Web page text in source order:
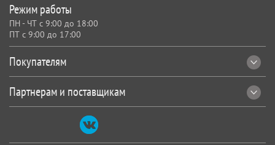
Покупателям
Партнерам и поставщикам
Режим работы
ПН - ЧТ с 9:00 до 18:00
ПТ с 9:00 до 17:00